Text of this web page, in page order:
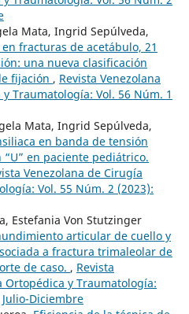
Mata, Ingrid Sepúlveda,
fracturas de acetábulo, 21
una nueva clasificación
fijación , Revista Venezolana
Traumatología: Vol. 56 Núm. 1
Mata, Ingrid Sepúlveda,
en banda de tensión
en paciente pediátrico.
Venezolana de Cirugía
Vol. 55 Núm. 2 (2023):
Estefania Von Stutzinger
articular de cuello y
a fractura trimaleolar de
de caso. , Revista
Ortopédica y Traumatología:
Diciembre